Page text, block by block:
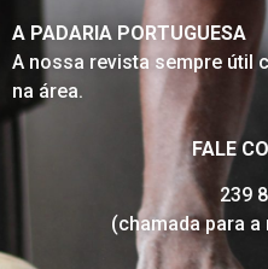
A PADARIA PORTUGUESA
A nossa revista sempre útil
na área.
FALE
239
(chamada para